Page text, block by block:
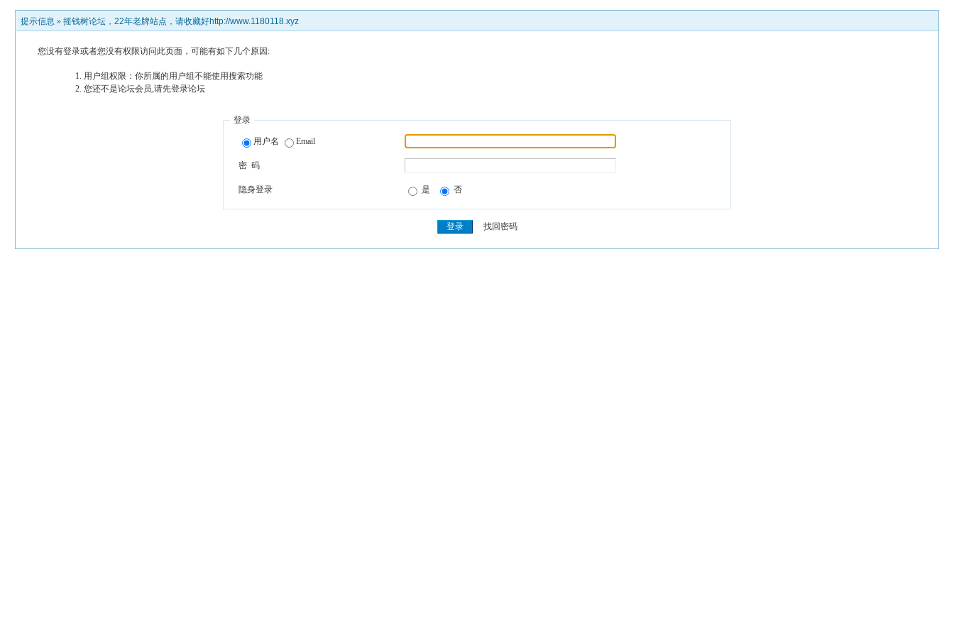
提示信息 » 摇钱树论坛，22年老牌站点，请收藏好http://www.1180118.xyz
您没有登录或者您没有权限访问此页面，可能有如下几个原因:
用户组权限：你所属的用户组不能使用搜索功能
您还不是论坛会员,请先登录论坛
登录
用户名 Email
密 码
隐身登录 是 否
找回密码